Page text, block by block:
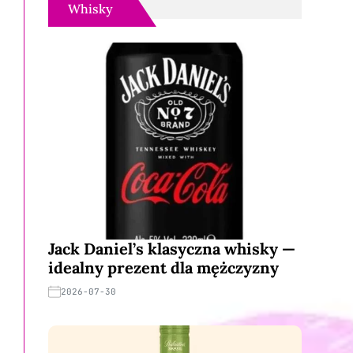
Whisky
Jack Daniel’s klasyczna whisky —
idealny prezent dla mężczyzny
2026-07-30